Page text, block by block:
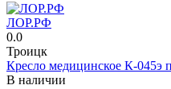
ЛОР.РФ
0.0
Троицк
Кресло медицинское К-045э
В наличии